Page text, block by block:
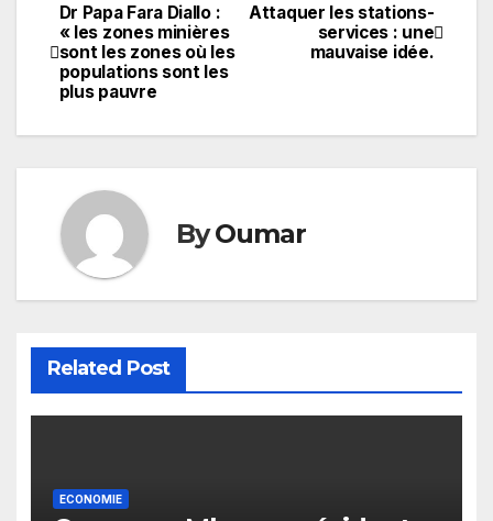
Navigation
de
l’article
Attaquer les stations-
services : une
mauvaise idée.
Dr Papa Fara Diallo :
« les zones minières
sont les zones où les
populations sont les
plus pauvre
ByOumar
Related Post
ECONOMIE